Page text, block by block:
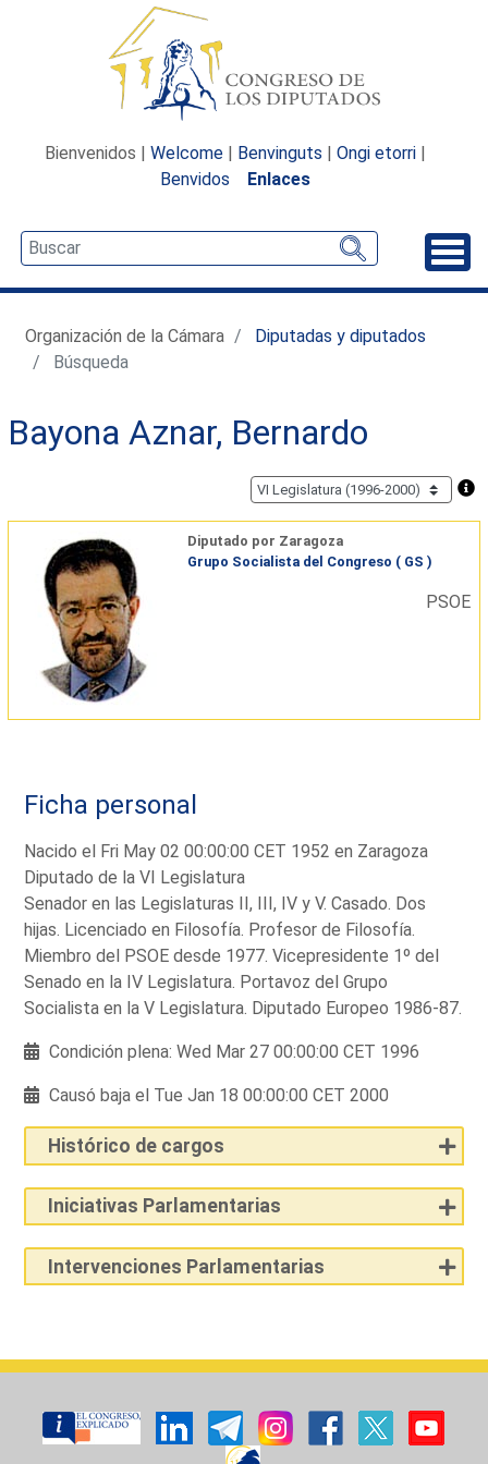
Bienvenidos | Welcome | Benvinguts | Ongi etorri |
Benvidos
Enlaces
Organización de la Cámara
Diputadas y diputados
Búsqueda
Bayona Aznar, Bernardo
Diputado por Zaragoza
Grupo Socialista del Congreso ( GS )
PSOE
Ficha personal
Nacido el Fri May 02 00:00:00 CET 1952 en Zaragoza
Diputado de la VI Legislatura
Senador en las Legislaturas II, III, IV y V. Casado. Dos
hijas. Licenciado en Filosofía. Profesor de Filosofía.
Miembro del PSOE desde 1977. Vicepresidente 1º del
Senado en la IV Legislatura. Portavoz del Grupo
Socialista en la V Legislatura. Diputado Europeo 1986-87.
Condición plena: Wed Mar 27 00:00:00 CET 1996
Causó baja el Tue Jan 18 00:00:00 CET 2000
Histórico de cargos
Iniciativas Parlamentarias
Intervenciones Parlamentarias